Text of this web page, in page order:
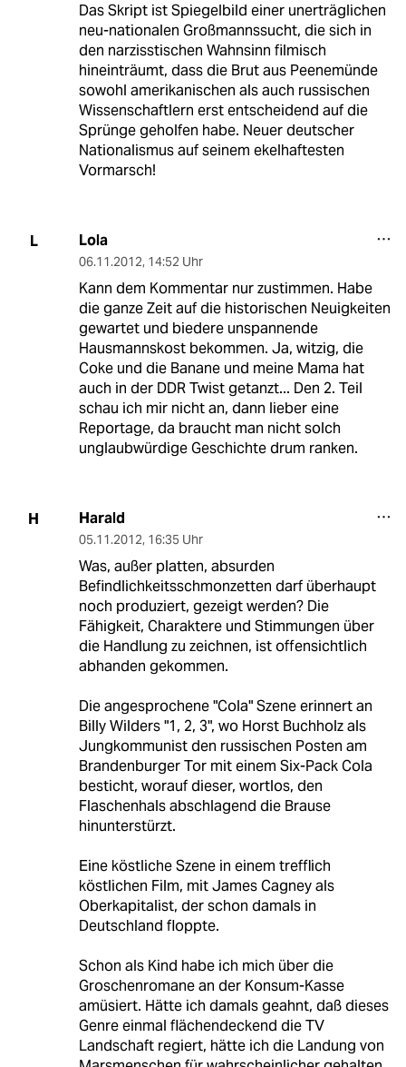
Das Skript ist Spiegelbild einer unerträglichen
neu-nationalen Großmannssucht, die sich in
den narzisstischen Wahnsinn filmisch
hineinträumt, dass die Brut aus Peenemünde
sowohl amerikanischen als auch russischen
Wissenschaftlern erst entscheidend auf die
Sprünge geholfen habe. Neuer deutscher
Nationalismus auf seinem ekelhaftesten
Vormarsch!
L Lola
06.11.2012, 14:52 Uhr
Kann dem Kommentar nur zustimmen. Habe
die ganze Zeit auf die historischen Neuigkeiten
gewartet und biedere unspannende
Hausmannskost bekommen. Ja, witzig, die
Coke und die Banane und meine Mama hat
auch in der DDR Twist getanzt... Den 2. Teil
schau ich mir nicht an, dann lieber eine
Reportage, da braucht man nicht solch
unglaubwürdige Geschichte drum ranken.
H Harald
05.11.2012, 16:35 Uhr
Was, außer platten, absurden
Befindlichkeitsschmonzetten darf überhaupt
noch produziert, gezeigt werden? Die
Fähigkeit, Charaktere und Stimmungen über
die Handlung zu zeichnen, ist offensichtlich
abhanden gekommen.
Die angesprochene "Cola" Szene erinnert an
Billy Wilders "1, 2, 3", wo Horst Buchholz als
Jungkommunist den russischen Posten am
Brandenburger Tor mit einem Six-Pack Cola
besticht, worauf dieser, wortlos, den
Flaschenhals abschlagend die Brause
hinunterstürzt.
Eine köstliche Szene in einem trefflich
köstlichen Film, mit James Cagney als
Oberkapitalist, der schon damals in
Deutschland floppte.
Schon als Kind habe ich mich über die
Groschenromane an der Konsum-Kasse
amüsiert. Hätte ich damals geahnt, daß dieses
Genre einmal flächendeckend die TV
Landschaft regiert, hätte ich die Landung von